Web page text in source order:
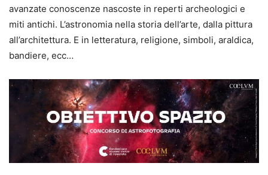
avanzate conoscenze nascoste in reperti archeologici e
miti antichi. L’astronomia nella storia dell’arte, dalla pittura
all’architettura. E in letteratura, religione, simboli, araldica,
bandiere, ecc…